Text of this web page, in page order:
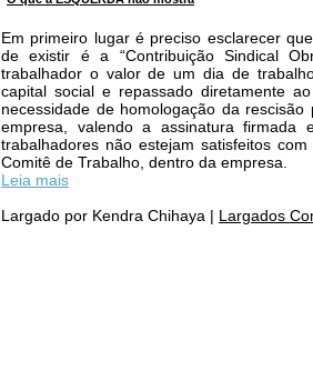
Em primeiro lugar é preciso esclarecer
de existir é a “Contribuição Sindical
trabalhador o valor de um dia de
capital social e repassado diretamente
necessidade de homologação da
empresa, valendo a assinatura
trabalhadores não estejam satisfeitos
Comitê de Trabalho, dentro da empresa.
Leia mais
Largado por Kendra Chihaya | Largados